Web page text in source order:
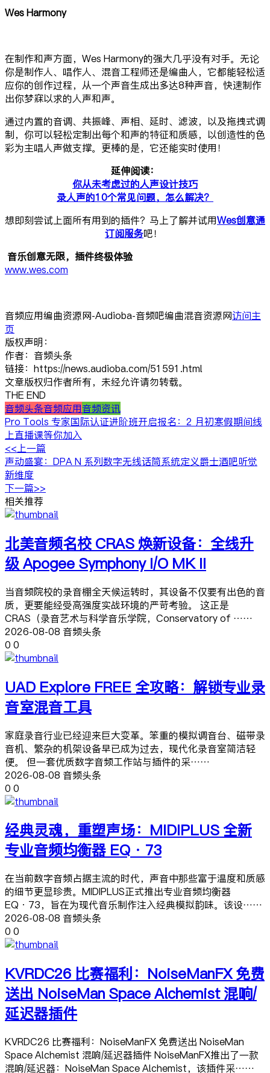
Wes Harmony
在制作和声方面，Wes Harmony的强大几乎没有对手。无论
你是制作人、唱作人、混音工程师还是编曲人，它都能轻松适
应你的创作过程，从一个声音生成出多达8种声音，快速制作
出你梦寐以求的人声和声。
通过内置的音调、共振峰、声相、延时、滤波，以及拖拽式调
制，你可以轻松定制出每个和声的特征和质感，以创造性的色
彩为主唱人声做支撑。更棒的是，它还能实时使用！
延伸阅读：
你从未考虑过的人声设计技巧
录人声的10个常见问题，怎么解决？
想即刻尝试上面所有用到的插件？马上了解并试用Wes创意通
订阅服务吧！
音乐创意无限， 插件终极体验
www.wes.com
音频应用编曲资源网-Audioba-音频吧编曲混音资源网访问主
页
版权声明：
作者：音频头条
链接：https://news.audioba.com/51591.html
文章版权归作者所有，未经允许请勿转载。
THE END
音频头条音频应用音频资讯
Pro Tools 专家国际认证进阶班开启报名：2 月初寒假期间线
上直播课等你加入
<<上一篇
声动盛宴：DPA N 系列数字无线话筒系统定义爵士酒吧听觉
新维度
下一篇>>
相关推荐
北美音频名校 CRAS 焕新设备：全线升
级 Apogee Symphony I/O MK II
当音频院校的录音棚全天候运转时，其设备不仅要有出色的音
质，更要能经受高强度实战环境的严苛考验。 这正是
CRAS（录音艺术与科学音乐学院，Conservatory of ……
2026-08-08 音频头条
0 0
UAD Explore FREE 全攻略：解锁专业录
音室混音工具
家庭录音行业已经迎来巨大变革。笨重的模拟调音台、磁带录
音机、繁杂的机架设备早已成为过去，现代化录音室简洁轻
便。 但一套优质数字音频工作站与插件的采……
2026-08-08 音频头条
0 0
经典灵魂，重塑声场：MIDIPLUS 全新
专业音频均衡器 EQ·73
在当前数字音频占据主流的时代，声音中那些富于温度和质感
的细节更显珍贵。MIDIPLUS正式推出专业音频均衡器
EQ·73，旨在为现代音乐制作注入经典模拟韵味。该设……
2026-08-08 音频头条
0 0
KVRDC26 比赛福利：NoiseManFX 免费
送出 NoiseMan Space Alchemist 混响/
延迟器插件
KVRDC26 比赛福利：NoiseManFX 免费送出 NoiseMan
Space Alchemist 混响/延迟器插件 NoiseManFX推出了一款
混响/延迟器：NoiseMan Space Alchemist，该插件采……